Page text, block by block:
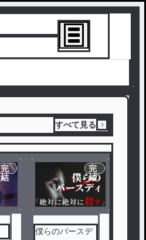
すべて見る
完
結
完
結
僕らのバースデ